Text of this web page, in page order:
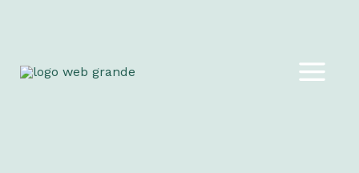
MAIN